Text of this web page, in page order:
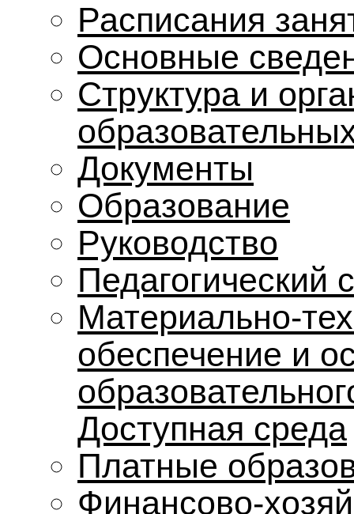
Расписания
Основные
Структура и
Документы
Образование
Руководство
Педагогический
Материально-
обеспечение и
Доступная среда
Платные
Финансово-